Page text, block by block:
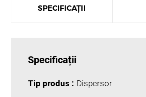
SPECIFICAȚII
Specificații
Tip produs : Dispersor